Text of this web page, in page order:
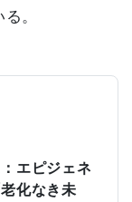
。
エピジェネ
化なき未